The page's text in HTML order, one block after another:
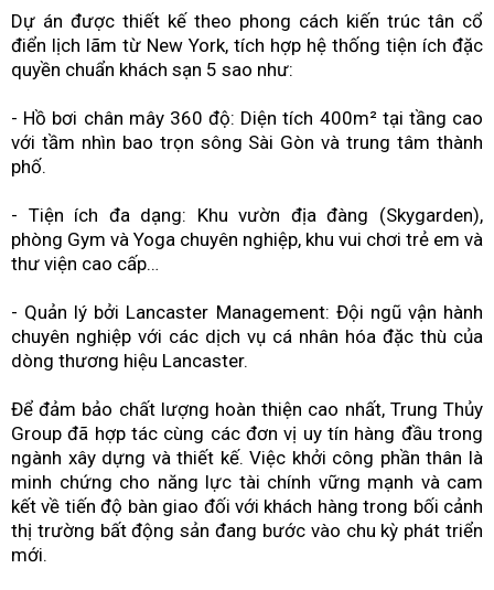
Dự án được thiết kế theo phong cách kiến trúc tân cổ
điển lịch lãm từ New York, tích hợp hệ thống tiện ích đặc
quyền chuẩn khách sạn 5 sao như:
- Hồ bơi chân mây 360 độ: Diện tích 400m² tại tầng cao
với tầm nhìn bao trọn sông Sài Gòn và trung tâm thành
phố.
- Tiện ích đa dạng: Khu vườn địa đàng (Skygarden),
phòng Gym và Yoga chuyên nghiệp, khu vui chơi trẻ em và
thư viện cao cấp…
- Quản lý bởi Lancaster Management: Đội ngũ vận hành
chuyên nghiệp với các dịch vụ cá nhân hóa đặc thù của
dòng thương hiệu Lancaster.
Để đảm bảo chất lượng hoàn thiện cao nhất, Trung Thủy
Group đã hợp tác cùng các đơn vị uy tín hàng đầu trong
ngành xây dựng và thiết kế. Việc khởi công phần thân là
minh chứng cho năng lực tài chính vững mạnh và cam
kết về tiến độ bàn giao đối với khách hàng trong bối cảnh
thị trường bất động sản đang bước vào chu kỳ phát triển
mới.